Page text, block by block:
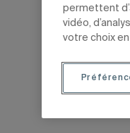
permettent
vidéo,
votre choix